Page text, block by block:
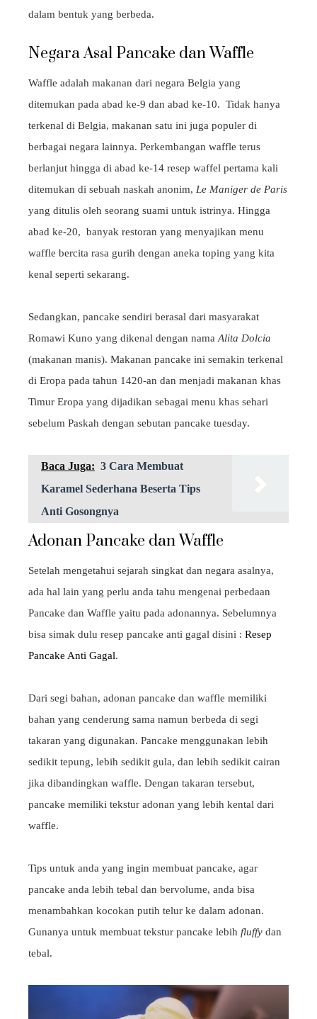
dalam bentuk yang berbeda.
Negara Asal Pancake dan Waffle
Waffle adalah makanan dari negara Belgia yang
ditemukan pada abad ke-9 dan abad ke-10. Tidak hanya
terkenal di Belgia, makanan satu ini juga populer di
berbagai negara lainnya. Perkembangan waffle terus
berlanjut hingga di abad ke-14 resep waffel pertama kali
ditemukan di sebuah naskah anonim, Le Maniger de Paris
yang ditulis oleh seorang suami untuk istrinya. Hingga
abad ke-20, banyak restoran yang menyajikan menu
waffle bercita rasa gurih dengan aneka toping yang kita
kenal seperti sekarang.
Sedangkan, pancake sendiri berasal dari masyarakat
Romawi Kuno yang dikenal dengan nama Alita Dolcia
(makanan manis). Makanan pancake ini semakin terkenal
di Eropa pada tahun 1420-an dan menjadi makanan khas
Timur Eropa yang dijadikan sebagai menu khas sehari
sebelum Paskah dengan sebutan pancake tuesday.
Baca Juga: 3 Cara Membuat
Karamel Sederhana Beserta Tips
Anti Gosongnya
Adonan Pancake dan Waffle
Setelah mengetahui sejarah singkat dan negara asalnya,
ada hal lain yang perlu anda tahu mengenai perbedaan
Pancake dan Waffle yaitu pada adonannya. Sebelumnya
bisa simak dulu resep pancake anti gagal disini : Resep
Pancake Anti Gagal.
Dari segi bahan, adonan pancake dan waffle memiliki
bahan yang cenderung sama namun berbeda di segi
takaran yang digunakan. Pancake menggunakan lebih
sedikit tepung, lebih sedikit gula, dan lebih sedikit cairan
jika dibandingkan waffle. Dengan takaran tersebut,
pancake memiliki tekstur adonan yang lebih kental dari
waffle.
Tips untuk anda yang ingin membuat pancake, agar
pancake anda lebih tebal dan bervolume, anda bisa
menambahkan kocokan putih telur ke dalam adonan.
Gunanya untuk membuat tekstur pancake lebih fluffy dan
tebal.